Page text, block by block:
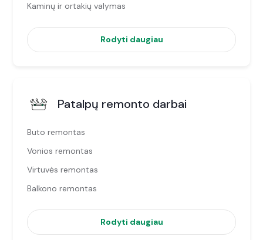
Kaminų ir ortakių valymas
Rodyti daugiau
Patalpų remonto darbai
Buto remontas
Vonios remontas
Virtuvės remontas
Balkono remontas
Rodyti daugiau